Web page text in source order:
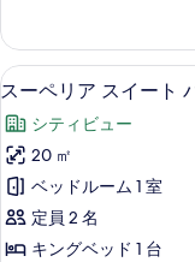
示
す
る
の
す
べ
て
の
写
真
ー
の
詳
細
は
ツ
イ
ン
ル
ー
ム
シ
ア
ダ
ブ
ま
た
は
ツ
イ
ン
ス
ー
ペ
リ
ア
ス
9
スーペリア スイート
シティビュー
20 ㎡
ベッドルーム 1 室
定員 2 名
キングベッド 1 台